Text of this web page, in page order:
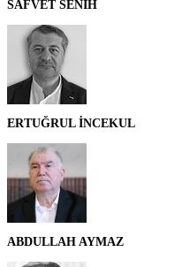
SAFVET SENİH
ERTUĞRUL İNCEKUL
ABDULLAH AYMAZ